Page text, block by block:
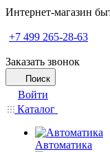
Интернет-магазин
+7 499 265-28-63
Заказать звонок
Поиск
Войти
Каталог
Автоматика